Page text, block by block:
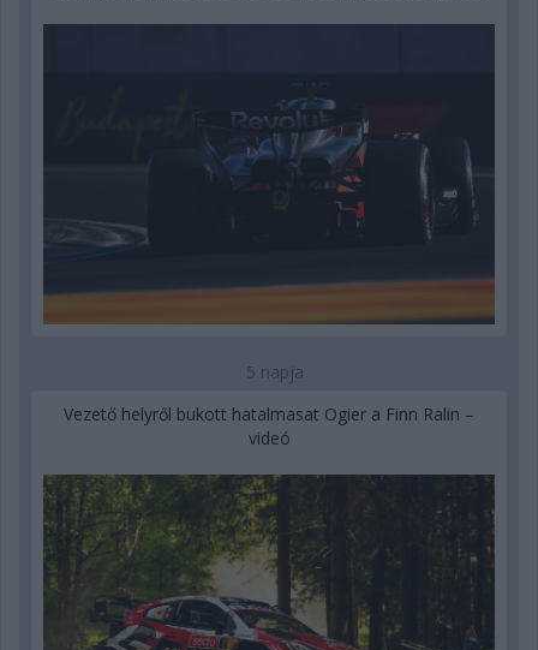
5 napja
Vezető helyről bukott hatalmasat Ogier a Finn Ralin –
videó